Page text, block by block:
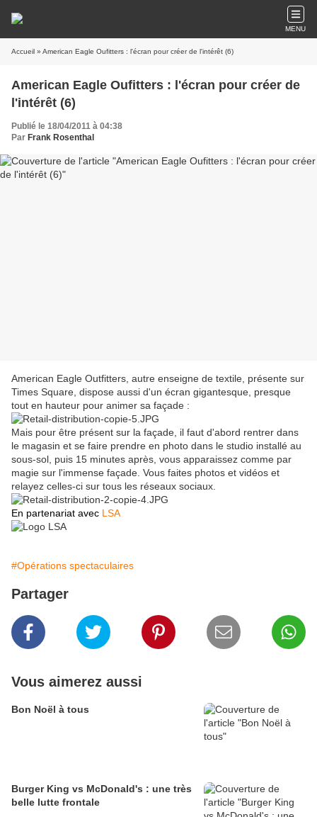
MENU
Accueil » American Eagle Oufitters : l'écran pour créer de l'intérêt (6)
American Eagle Oufitters : l'écran pour créer de
l'intérêt (6)
Publié le 18/04/2011 à 04:38
Par Frank Rosenthal
American Eagle Outfitters, autre enseigne de textile, présente sur
Times Square, dispose aussi d'un écran gigantesque, presque
tout en hauteur pour animer sa façade :
Mais pour être présent sur la façade, il faut d'abord rentrer dans
le magasin et se faire prendre en photo dans le studio installé au
sous-sol, puis 15 minutes après, vous apparaissez comme par
magie sur l'immense façade. Vous faites photos et vidéos et
relayez celles-ci sur tous les réseaux sociaux.
En partenariat avec LSA
#Opérations spectaculaires
Partager
Vous aimerez aussi
Bon Noël à tous
Burger King vs McDonald's : une très
belle lutte frontale